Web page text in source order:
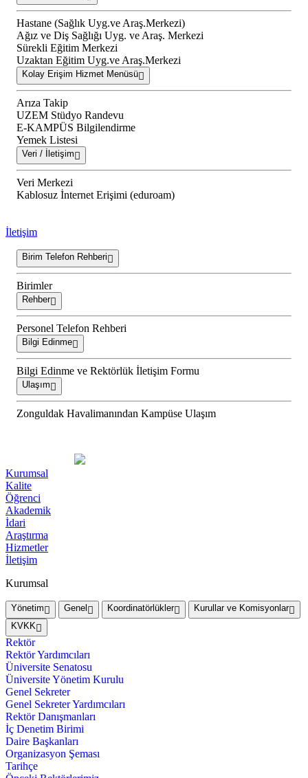
Hastane (Sağlık Uyg.ve Araş.Merkezi)
Ağız ve Diş Sağlığı Uyg. ve Araş. Merkezi
Sürekli Eğitim Merkezi
Uzaktan Eğitim Uyg.ve Araş.Merkezi
Kolay Erişim Hizmet Menüsü
Arıza Takip
UZEM Stüdyo Randevu
E-KAMPÜS Bilgilendirme
Yemek Listesi
Veri / İletişim
Veri Merkezi
Kablosuz İnternet Erişimi (eduroam)
İletişim
Birim Telefon Rehberi
Birimler
Rehber
Personel Telefon Rehberi
Bilgi Edinme
Bilgi Edinme ve Rektörlük İletişim Formu
Ulaşım
Zonguldak Havalimanından Kampüse Ulaşım
Kurumsal
Kalite
Öğrenci
Akademik
İdari
Araştırma
Hizmetler
İletişim
Kurumsal
Yönetim Genel Koordinatörlükler
Kurullar ve Komisyonlar
KVKK
Rektör
Rektör Yardımcıları
Üniversite Senatosu
Üniversite Yönetim Kurulu
Genel Sekreter
Genel Sekreter Yardımcıları
Rektör Danışmanları
İç Denetim Birimi
Daire Başkanları
Organizasyon Şeması
Tarihçe